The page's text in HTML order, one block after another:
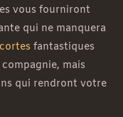
vous fourniront
qui ne manquera
fantastiques
mais
qui rendront votre